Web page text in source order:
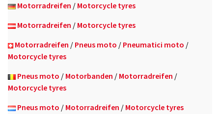
Motorradreifen /Motorcycle tyres
Motorradreifen /Motorcycle tyres
Motorradreifen /Pneus moto /Pneumatici moto /
Motorcycle tyres
Pneus moto /Motorbanden /Motorradreifen /
Motorcycle tyres
Pneus moto /Motorradreifen /Motorcycle tyres